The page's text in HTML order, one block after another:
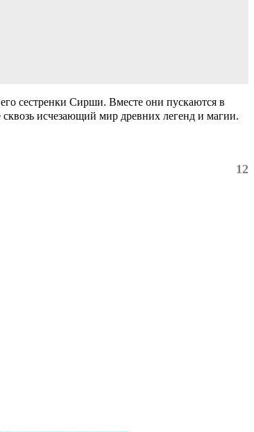
сестренки Сирши. Вместе они пускаются в
сквозь исчезающий мир древних легенд и магии.
12